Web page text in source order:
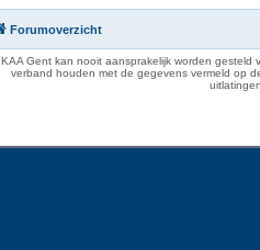
Forumoverzicht
KAA Gent kan nooit aansprakelijk worden
verband houden met de gegevens vermeld op